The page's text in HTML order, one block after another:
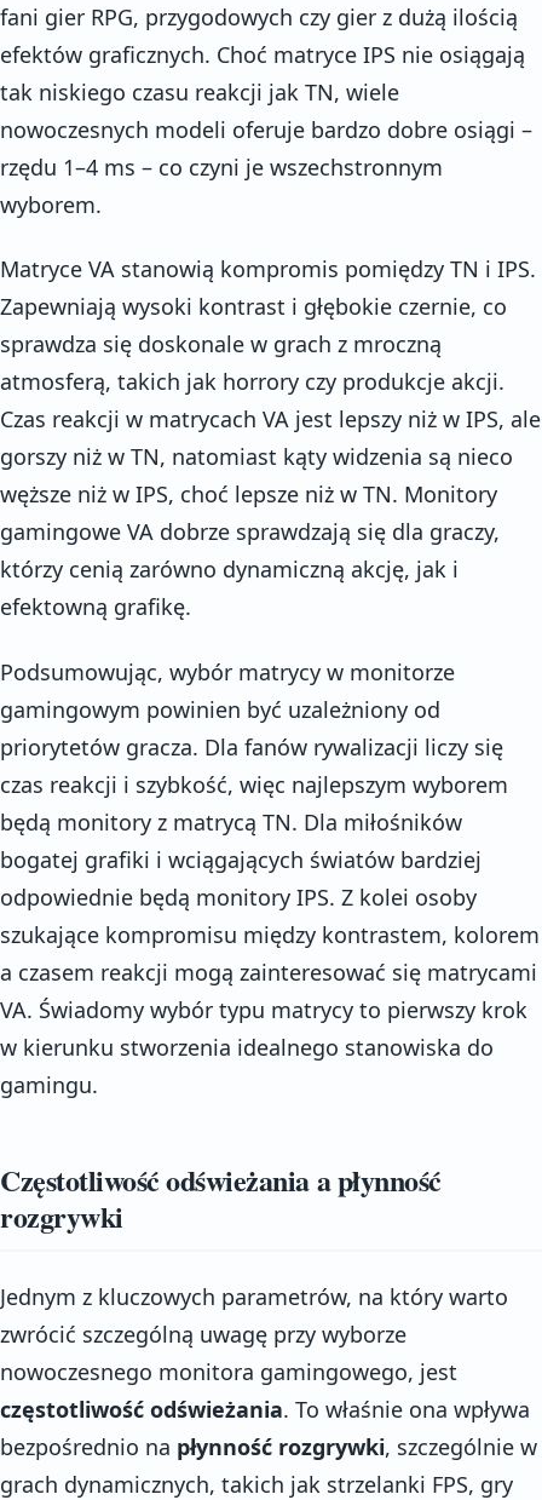
fani gier RPG, przygodowych czy gier z dużą ilością
efektów graficznych. Choć matryce IPS nie osiągają
tak niskiego czasu reakcji jak TN, wiele
nowoczesnych modeli oferuje bardzo dobre osiągi –
rzędu 1–4 ms – co czyni je wszechstronnym
wyborem.
Matryce VA stanowią kompromis pomiędzy TN i IPS.
Zapewniają wysoki kontrast i głębokie czernie, co
sprawdza się doskonale w grach z mroczną
atmosferą, takich jak horrory czy produkcje akcji.
Czas reakcji w matrycach VA jest lepszy niż w IPS, ale
gorszy niż w TN, natomiast kąty widzenia są nieco
węższe niż w IPS, choć lepsze niż w TN. Monitory
gamingowe VA dobrze sprawdzają się dla graczy,
którzy cenią zarówno dynamiczną akcję, jak i
efektowną grafikę.
Podsumowując, wybór matrycy w monitorze
gamingowym powinien być uzależniony od
priorytetów gracza. Dla fanów rywalizacji liczy się
czas reakcji i szybkość, więc najlepszym wyborem
będą monitory z matrycą TN. Dla miłośników
bogatej grafiki i wciągających światów bardziej
odpowiednie będą monitory IPS. Z kolei osoby
szukające kompromisu między kontrastem, kolorem
a czasem reakcji mogą zainteresować się matrycami
VA. Świadomy wybór typu matrycy to pierwszy krok
w kierunku stworzenia idealnego stanowiska do
gamingu.
Częstotliwość odświeżania a płynność
rozgrywki
Jednym z kluczowych parametrów, na który warto
zwrócić szczególną uwagę przy wyborze
nowoczesnego monitora gamingowego, jest
częstotliwość odświeżania. To właśnie ona wpływa
bezpośrednio na płynność rozgrywki, szczególnie w
grach dynamicznych, takich jak strzelanki FPS, gry